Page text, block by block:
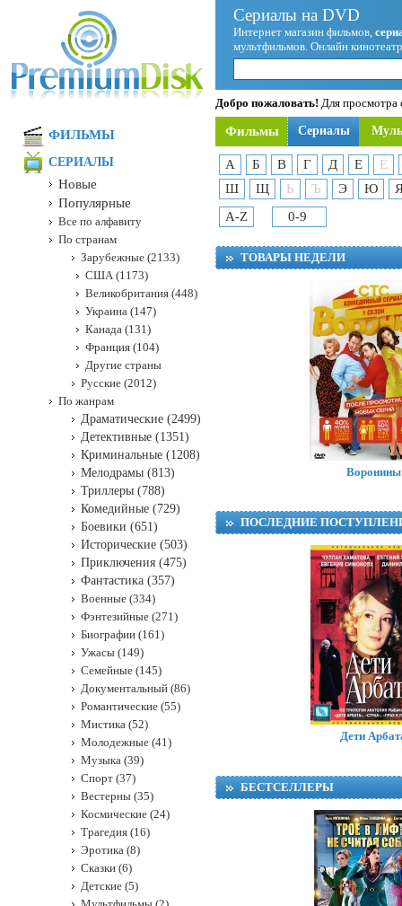
Сериалы на DVD
Интернет магазин фильмов,
мультфильмов. Онлайн
Добро пожаловать! Для просмотра
Фильмы Сериалы
А Б В Г Д Е
Ё
Ш
Щ Ь Ъ Э Ю
A-Z
0-9
ТОВАРЫ НЕДЕЛИ
Воронины
ПОСЛЕДНИЕ
Дети
БЕСТСЕЛЛЕРЫ
ФИЛЬМЫ
СЕРИАЛЫ
Новые
Популярные
Все по алфавиту
По странам
Зарубежные (2133)
США (1173)
Великобритания (448)
Украина (147)
Канада (131)
Франция (104)
Другие страны
Русские (2012)
По жанрам
Драматические (2499)
Детективные (1351)
Криминальные (1208)
Мелодрамы (813)
Триллеры (788)
Комедийные (729)
Боевики (651)
Исторические (503)
Приключения (475)
Фантастика (357)
Военные (334)
Фэнтезийные (271)
Биографии (161)
Ужасы (149)
Семейные (145)
Документальный (86)
Романтические (55)
Мистика (52)
Молодежные (41)
Музыка (39)
Спорт (37)
Вестерны (35)
Космические (24)
Трагедия (16)
Эротика (8)
Сказки (6)
Детские (5)